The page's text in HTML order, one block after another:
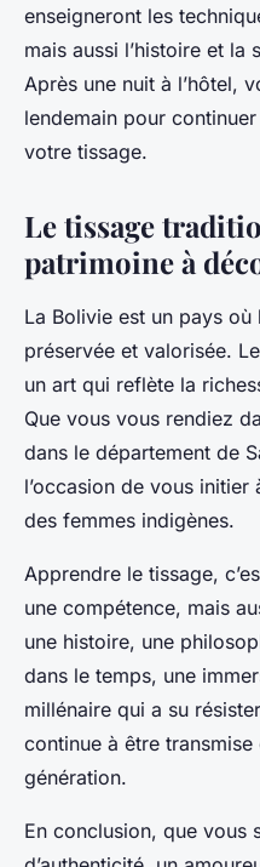
enseigneront les
mais aussi l’histoire et
Après une nuit à l’hôtel,
lendemain pour
votre tissage.
Le tissage
patrimoine à
La Bolivie est un pays
préservée et valorisée.
un art qui reflète la
Que vous vous rendiez
dans le département de
l’occasion de vous
des femmes indigènes.
Apprendre le tissage,
une compétence, mais
une histoire, une
dans le temps, une
millénaire qui a su
continue à être
génération.
En conclusion, que vous